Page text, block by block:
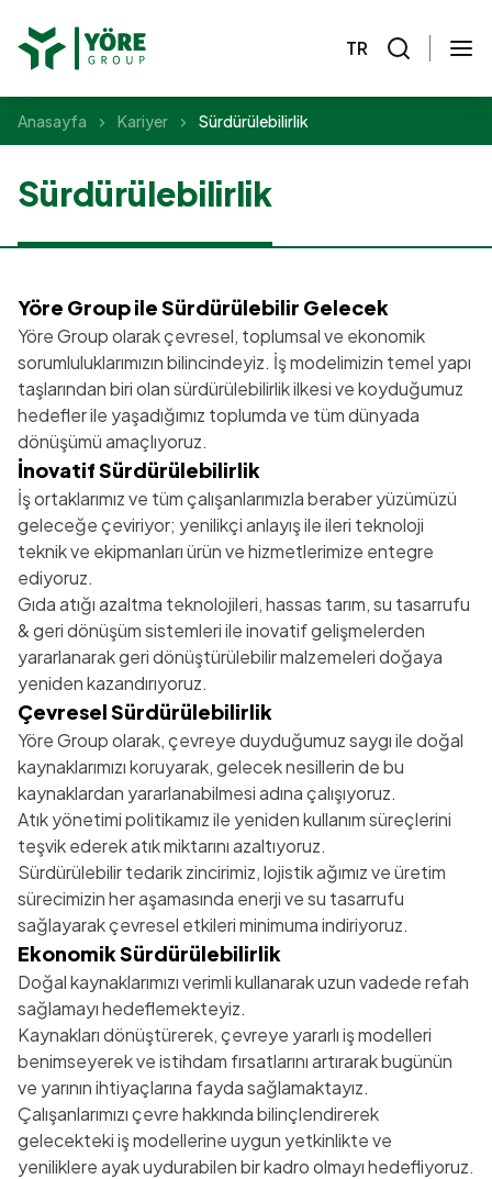
TR
Anasayfa Kariyer Sürdürülebilirlik
Sürdürülebilirlik
Yöre Group ile Sürdürülebilir Gelecek
Yöre Group olarak çevresel, toplumsal ve ekonomik
sorumluluklarımızın bilincindeyiz. İş modelimizin temel yapı
taşlarından biri olan sürdürülebilirlik ilkesi ve koyduğumuz
hedefler ile yaşadığımız toplumda ve tüm dünyada
dönüşümü amaçlıyoruz.
İnovatif Sürdürülebilirlik
İş ortaklarımız ve tüm çalışanlarımızla beraber yüzümüzü
geleceğe çeviriyor; yenilikçi anlayış ile ileri teknoloji
teknik ve ekipmanları ürün ve hizmetlerimize entegre
ediyoruz.
Gıda atığı azaltma teknolojileri, hassas tarım, su tasarrufu
& geri dönüşüm sistemleri ile inovatif gelişmelerden
yararlanarak geri dönüştürülebilir malzemeleri doğaya
yeniden kazandırıyoruz.
Çevresel Sürdürülebilirlik
Yöre Group olarak, çevreye duyduğumuz saygı ile doğal
kaynaklarımızı koruyarak, gelecek nesillerin de bu
kaynaklardan yararlanabilmesi adına çalışıyoruz.
Atık yönetimi politikamız ile yeniden kullanım süreçlerini
teşvik ederek atık miktarını azaltıyoruz.
Sürdürülebilir tedarik zincirimiz, lojistik ağımız ve üretim
sürecimizin her aşamasında enerji ve su tasarrufu
sağlayarak çevresel etkileri minimuma indiriyoruz.
Ekonomik Sürdürülebilirlik
Doğal kaynaklarımızı verimli kullanarak uzun vadede refah
sağlamayı hedeflemekteyiz.
Kaynakları dönüştürerek, çevreye yararlı iş modelleri
benimseyerek ve istihdam fırsatlarını artırarak bugünün
ve yarının ihtiyaçlarına fayda sağlamaktayız.
Çalışanlarımızı çevre hakkında bilinçlendirerek
gelecekteki iş modellerine uygun yetkinlikte ve
yeniliklere ayak uydurabilen bir kadro olmayı hedefliyoruz.